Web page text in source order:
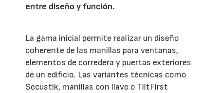
entre diseño y función.
La gama inicial permite realizar un diseño
coherente de las manillas para ventanas,
elementos de corredera y puertas exteriores
de un edificio. Las variantes técnicas como
Secustik, manillas con llave o TiltFirst